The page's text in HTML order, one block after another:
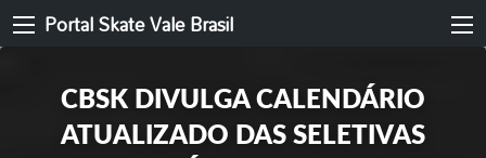
Portal Skate Vale Brasil
CBSK DIVULGA CALENDÁRIO
ATUALIZADO DAS SELETIVAS